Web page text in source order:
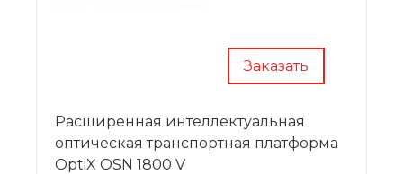
Заказать
Расширенная интеллектуальная
оптическая транспортная платформа
OptiX OSN 1800 V